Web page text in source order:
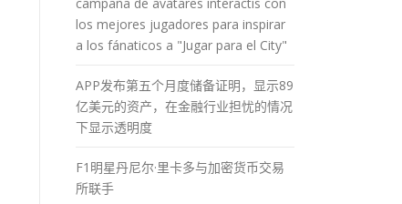
los mejores jugadores para inspirar
a los fánaticos a "Jugar para el City"
APP发布第五个月度储备证明，显示89
亿美元的资产，在金融行业担忧的情况
下显示透明度
F1明星丹尼尔·里卡多与加密货币交易
所联手